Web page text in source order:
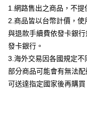
2.付款方式選擇「大哥付你
流程，驗證手機門號後，
成交易。
3.實際核准額度、可分期數
消。如遇「轉專審核」未通
法說明評估內容。
【繳款方式說明】
1.分期款項不併入電信帳單
醒簡訊。
運送方式
全家取貨付款
每筆NT$100，滿
付款後全家取貨
每筆NT$100，滿
1.網路售出之商品，不提
2.商品皆以台幣計價，
與退款手續費依發卡銀
發卡銀行。
3.海外交易因各國規定不
部分商品可能會有無法
可送達指定國家後再購買